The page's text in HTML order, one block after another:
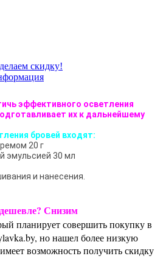
скидку!
эффективного осветления
их к дальнейшему
бровей входят:
20 г
эмульсией 30 мл
и нанесения.
Снизим
планирует совершить покупку в
но нашел более низкую
возможность получить скидку